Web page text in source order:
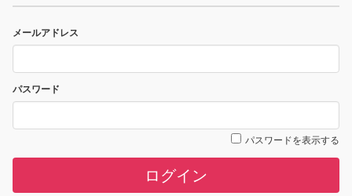
メールアドレス
パスワード
パスワードを表示する
ログイン